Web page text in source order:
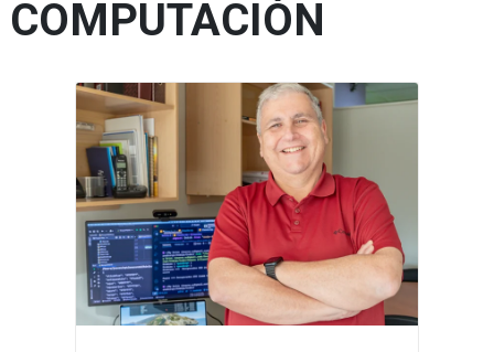
COMPUTACIÓN
EP
entrevista
a
Jaime
Navón:
“La
IA
no
reemplazará